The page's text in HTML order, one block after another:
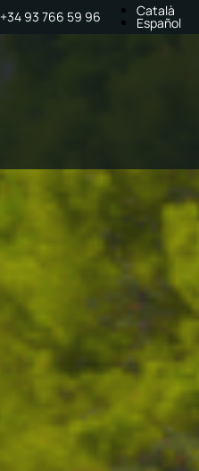
+34 93 766 59 96 Català
Español